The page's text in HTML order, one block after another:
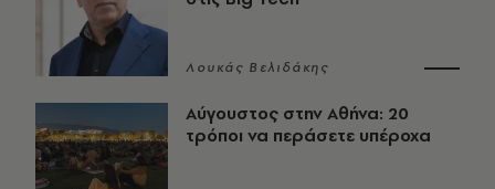
Λουκάς Βελιδάκης
Αύγουστος στην Αθήνα: 20
τρόποι να περάσετε υπέροχα